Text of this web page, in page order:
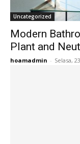
Uncategorized
Modern
Plant and
hoamadmin - Selasa,